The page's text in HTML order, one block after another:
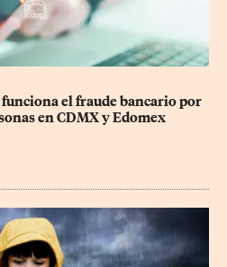
funciona el fraude bancario por
en CDMX y Edomex